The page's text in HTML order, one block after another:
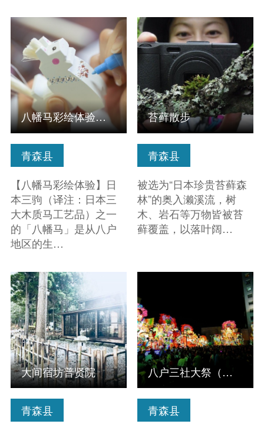
青森县
【八幡马彩绘体验】日
本三驹（译注：日本三
大木质马工艺品）之一
的「八幡马」是从八户
地区的生…
查看信息
八幡马彩绘体验、制作沿步利迷你乌帽子
青森县
被选为“日本珍贵苔藓森
林”的奥入濑溪流，树
木、岩石等万物皆被苔
藓覆盖，以落叶阔…
查看信息
苔藓散步
青森县
查看信息
大间宿坊普贤院
青森县
八户三社大祭（联合国教科文组织非物质文化遗产）